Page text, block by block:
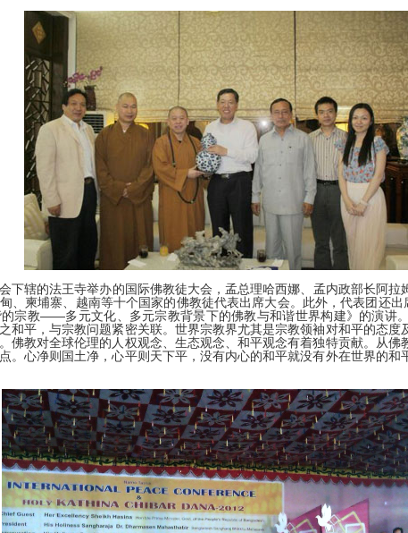
下辖的法王寺举办的国际佛教徒大会，孟总理哈西娜、孟内政部长阿
、柬埔寨、越南等十个国家的佛教徒代表出席大会。此外，代表团还出
宗教——多元文化、多元宗教背景下的佛教与和谐世界构建》的演讲
和平，与宗教问题紧密关联。世界宗教界尤其是宗教领袖对和平的态度
佛教对全球伦理的人权观念、生态观念、和平观念有着独特贡献。从
。心净则国土净，心平则天下平，没有内心的和平就没有外在世界的